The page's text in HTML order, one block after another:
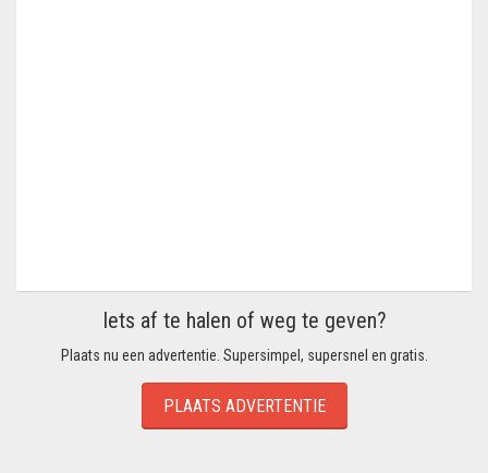
Iets af te halen of weg te geven?
Plaats nu een advertentie. Supersimpel, supersnel en gratis.
PLAATS ADVERTENTIE